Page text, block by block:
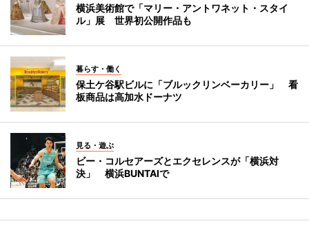
横浜美術館で「マリー・アントワネット・スタイ
ル」展 世界初公開作品も
暮らす・働く
保土ケ谷駅ビルに「ブルックリンベーカリー」 看
板商品は高加水ドーナツ
見る・遊ぶ
ビー・コルセアーズとエクセレンスが「横浜対
決」 横浜BUNTAIで